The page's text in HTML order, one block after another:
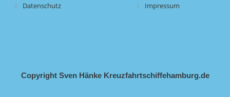
Datenschutz Impressum
Copyright Sven Hänke Kreuzfahrtschiffehamburg.de